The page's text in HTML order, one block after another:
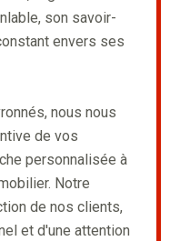
son savoir-
envers ses
nous nous
de vos
personnalisée à
Notre
de nos clients,
et d'une attention